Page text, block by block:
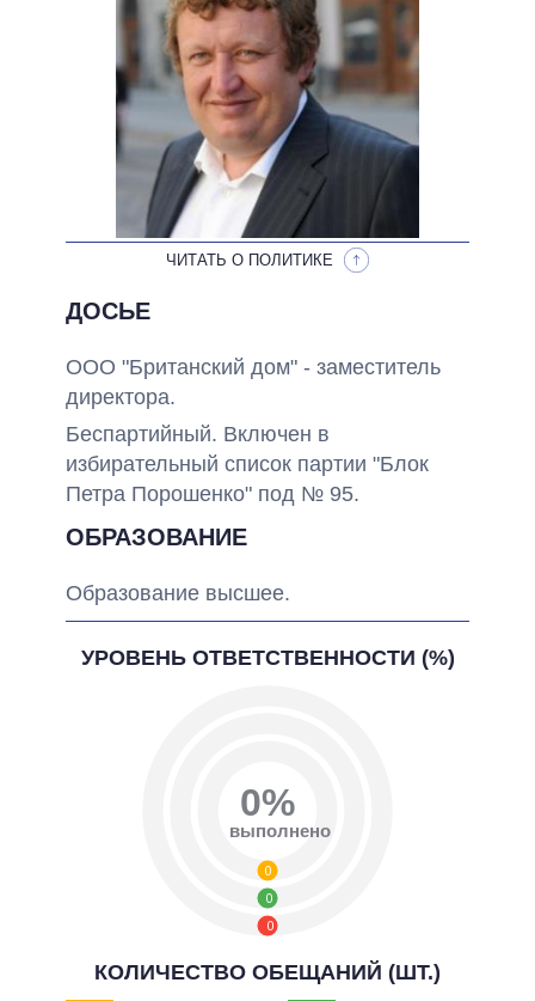
ОБЕЩАНИЯ В ПРОЦЕССЕ
ВСЕ ОБЕЩАНИЯ
АРХИВНЫЕ ОБЕЩАНИЯ
ЧИТАТЬ О ПОЛИТИКЕ
ДОСЬЕ
ООО "Британский дом" - заместитель
директора.
Беспартийный. Включен в
избирательный список партии "Блок
Петра Порошенко" под № 95.
ОБРАЗОВАНИЕ
Образование высшее.
УРОВЕНЬ ОТВЕТСТВЕННОСТИ (%)
0
0
0
0%
выполнено
КОЛИЧЕСТВО ОБЕЩАНИЙ (ШТ.)